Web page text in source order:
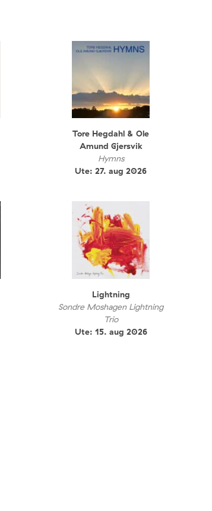
Tore Hegdahl & Ole
Amund Gjersvik
Hymns
Ute: 27. aug 2026
Lightning
Sondre Moshagen Lightning
Trio
Ute: 15. aug 2026